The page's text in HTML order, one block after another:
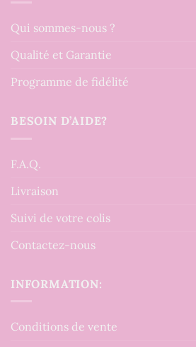
Qui sommes-nous ?
Qualité et Garantie
Programme de fidélité
BESOIN D’AIDE?
F.A.Q.
Livraison
Suivi de votre colis
Contactez-nous
INFORMATION:
Conditions de vente